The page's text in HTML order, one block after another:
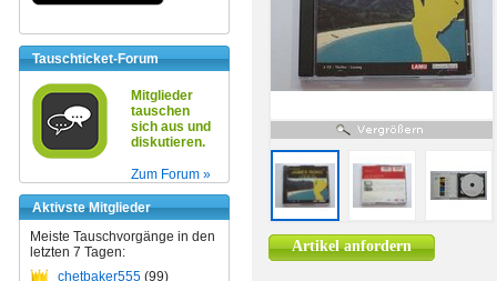
Tauschticket-Forum
Mitglieder
tauschen
sich aus und
diskutieren.
Zum Forum »
Aktivste Mitglieder
Meiste Tauschvorgänge in den
letzten 7 Tagen:
chetbaker555 (99)
Artikel anfordern